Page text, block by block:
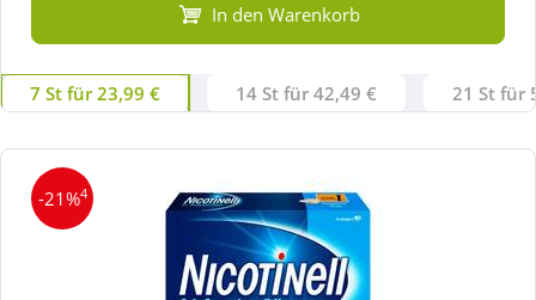
In den Warenkorb
7 St für 23,99 € 14 St für 42,49 € 21 St für
-21%4